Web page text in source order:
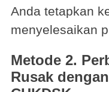
Anda tetapkan
menyelesaikan
Metode 2.
Rusak